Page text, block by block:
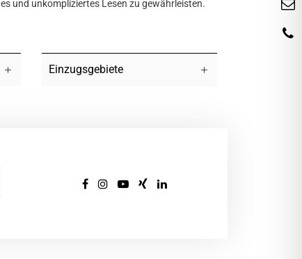
und unkompliziertes Lesen zu gewährleisten.
Einzugsgebiete